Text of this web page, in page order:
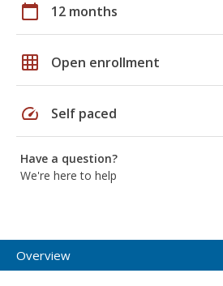
calendar_today 12 months
grid_on Open enrollment
speed Self paced
Have a question?
We're here to help
Overview